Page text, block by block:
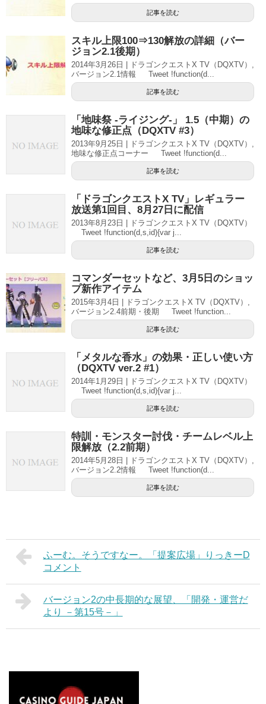
記事を読む
スキル上限100⇒130解放の詳細（バー
ジョン2.1後期）
2014年3月26日 | ドラゴンクエストX TV（DQXTV）,
バージョン2.1情報 Tweet !function(d...
記事を読む
「地味祭 -ライジング-」 1.5（中期）の
地味な修正点（DQXTV #3）
2013年9月25日 | ドラゴンクエストX TV（DQXTV）,
地味な修正点コーナー Tweet !function(d...
記事を読む
「ドラゴンクエストX TV」レギュラー
放送第1回目、8月27日に配信
2013年8月23日 | ドラゴンクエストX TV（DQXTV）
Tweet !function(d,s,id){var j...
記事を読む
コマンダーセットなど、3月5日のショッ
プ新作アイテム
2015年3月4日 | ドラゴンクエストX TV（DQXTV）,
バージョン2.4前期・後期 Tweet !function...
記事を読む
「メタルな香水」の効果・正しい使い方
（DQXTV ver.2 #1）
2014年1月29日 | ドラゴンクエストX TV（DQXTV）
Tweet !function(d,s,id){var j...
記事を読む
特訓・モンスター討伐・チームレベル上
限解放（2.2前期）
2014年5月28日 | ドラゴンクエストX TV（DQXTV）,
バージョン2.2情報 Tweet !function(d...
記事を読む
ふーむ。そうですなー。「提案広場」りっきーD
コメント
バージョン2の中長期的な展望、「開発・運営だ
より －第15号－」